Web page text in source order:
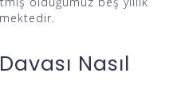
Nasıl